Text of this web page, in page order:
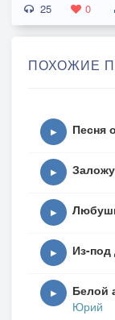
Но!.. Ни
И в бою...
Капитан!
Капитан!
Был в
Раз
Заикался
25 0
ПОХОЖИЕ
▶ Песня
▶
▶
▶ Из-под
▶ Белой
Юрий